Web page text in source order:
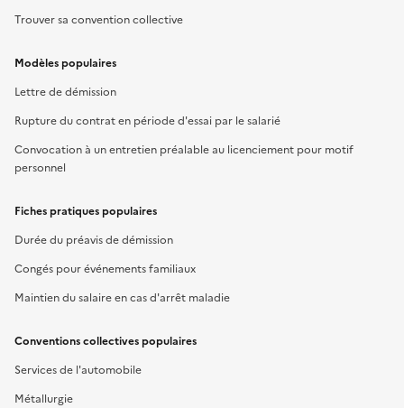
Trouver sa convention collective
Modèles populaires
Lettre de démission
Rupture du contrat en période d'essai par le salarié
Convocation à un entretien préalable au licenciement pour motif
personnel
Fiches pratiques populaires
Durée du préavis de démission
Congés pour événements familiaux
Maintien du salaire en cas d'arrêt maladie
Conventions collectives populaires
Services de l'automobile
Métallurgie